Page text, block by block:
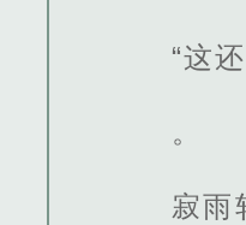
“这
。
寂雨